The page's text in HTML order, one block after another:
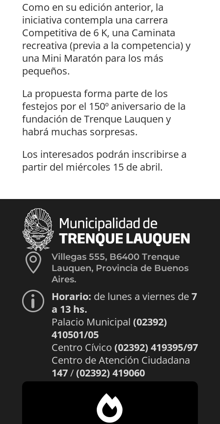
Como en su edición anterior, la
iniciativa contempla una carrera
Competitiva de 6 K, una Caminata
recreativa (previa a la competencia) y
una Mini Maratón para los más
pequeños.
La propuesta forma parte de los
festejos por el 150º aniversario de la
fundación de Trenque Lauquen y
habrá muchas sorpresas.
Los interesados podrán inscribirse a
partir del miércoles 15 de abril.

Villegas 555, B6400 Trenque
Lauquen, Provincia de Buenos
Aires.
p Horario: de lunes a viernes de7
a 13 hs.
Palacio Municipal (02392)
410501/05
Centro Cívico (02392) 419395/97
Centro de Atención Ciudadana
147/(02392) 419060
